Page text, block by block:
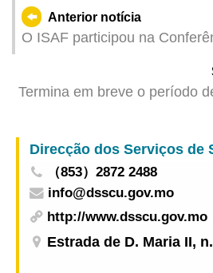
Anterior notícia
O ISAF participou na
de Informações sobre
Administração Nacional de
Termina em breve o período
2024/2025”
（853）2872 2488
info@dsscu.gov.mo
http://www.dsscu.gov.mo
Estrada de D. Maria II,